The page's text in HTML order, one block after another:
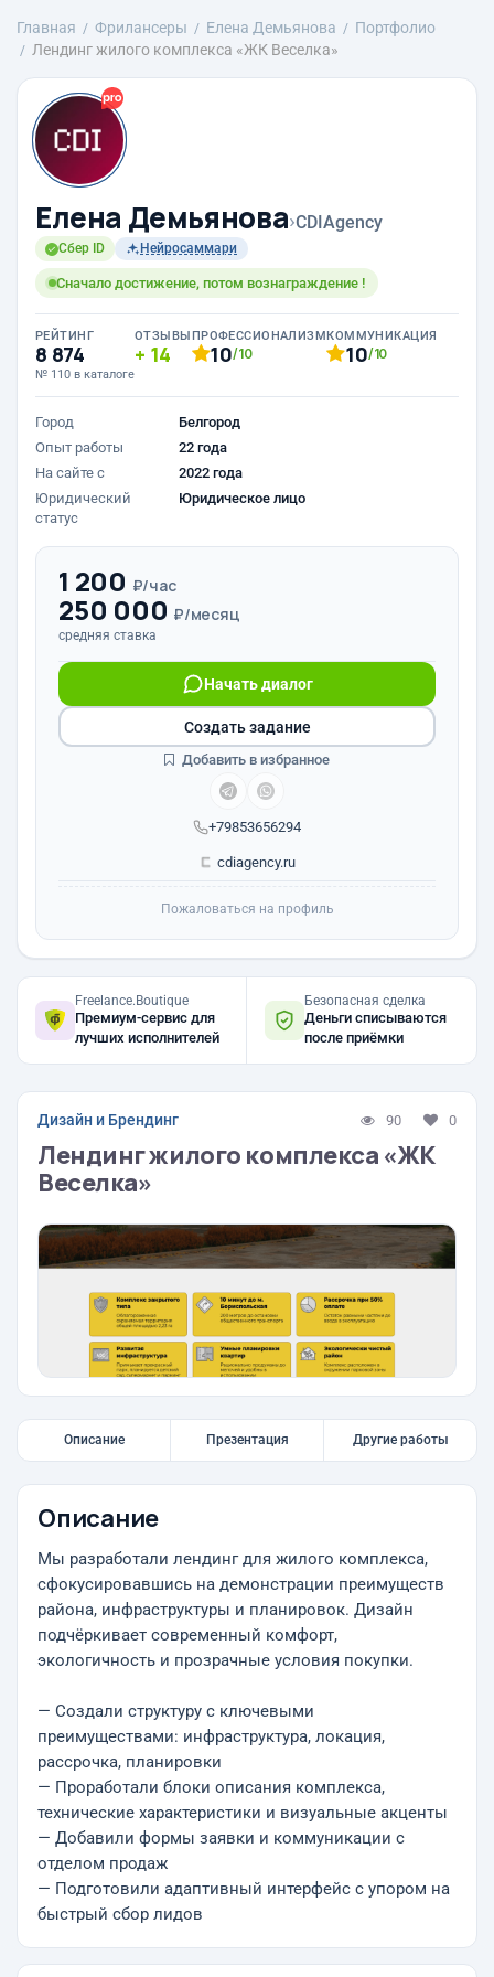
Главная Фрилансеры Елена Демьянова
Портфолио
Лендинг жилого комплекса «ЖК Веселка»
Елена Демьянова›CDIAgency
Сбер ID Нейросаммари
Сначало достижение, потом вознаграждение !
РЕЙТИНГ
8 874
№ 110 в каталоге
ОТЗЫВЫ
14
ПРОФЕССИОНАЛИЗМ
10/10
КОММУНИКАЦИЯ
10/10
Город
Белгород
Опыт работы
22 года
На сайте с
2022 года
Юридический
статус
Юридическое лицо
1 200 ₽/час
250 000 ₽/месяц
средняя ставка
+79853656294
Начать диалог
cdiagency.ru
Создать задание
Добавить в избранное
Пожаловаться на профиль
Freelance.Boutique
Премиум-сервис для
лучших исполнителей
Безопасная сделка
Деньги списываются
после приёмки
Дизайн и Брендинг 90 0
Лендинг жилого комплекса «ЖК
Веселка»
Описание Презентация Другие работы
Описание
Мы разработали лендинг для жилого комплекса,
сфокусировавшись на демонстрации преимуществ
района, инфраструктуры и планировок. Дизайн
подчёркивает современный комфорт,
экологичность и прозрачные условия покупки.
— Создали структуру с ключевыми
преимуществами: инфраструктура, локация,
рассрочка, планировки
— Проработали блоки описания комплекса,
технические характеристики и визуальные акценты
— Добавили формы заявки и коммуникации с
отделом продаж
— Подготовили адаптивный интерфейс с упором на
быстрый сбор лидов